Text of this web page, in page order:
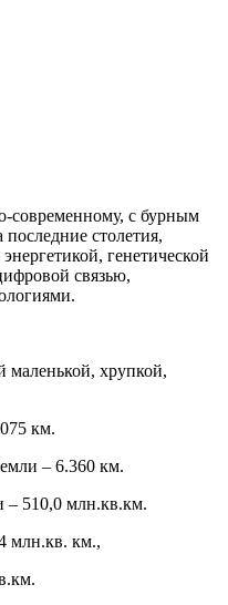
с бурным
столетия,
генетической
связью,
маленькой, хрупкой,
км.
– 6.360 км.
510,0 млн.кв.км.
млн.кв. км.,